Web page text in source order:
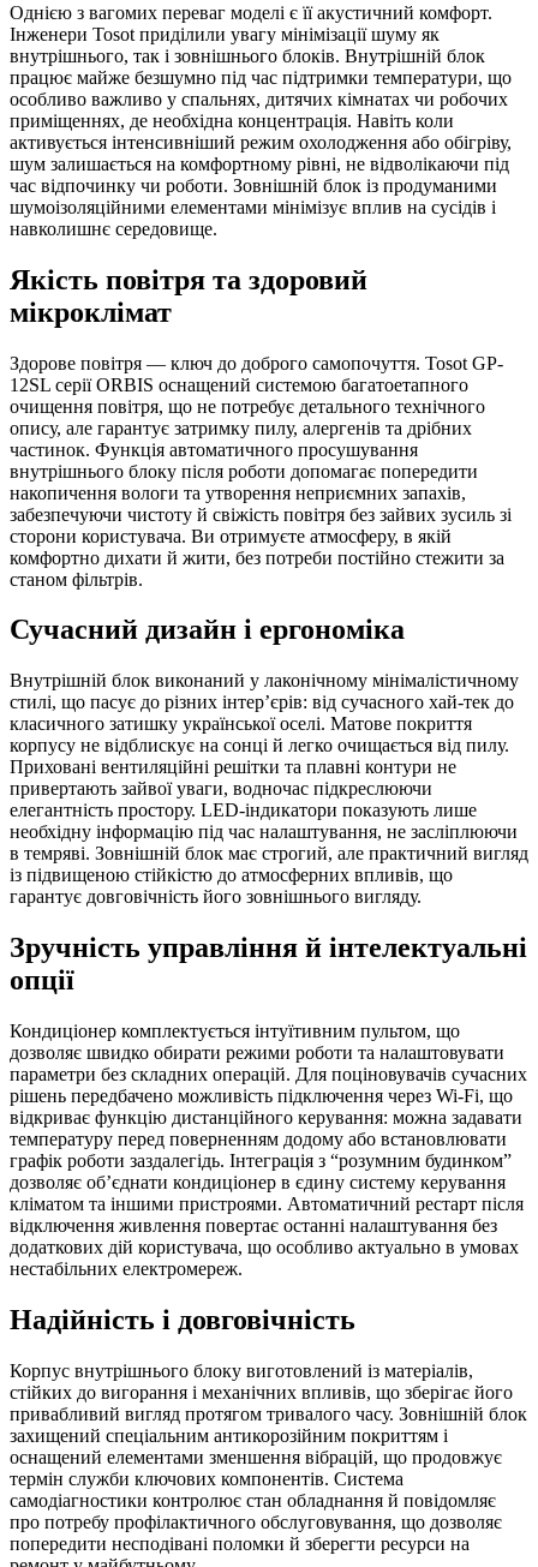
Однією з вагомих переваг моделі є її акустичний комфорт.
Інженери Tosot приділили увагу мінімізації шуму як
внутрішнього, так і зовнішнього блоків. Внутрішній блок
працює майже безшумно під час підтримки температури, що
особливо важливо у спальнях, дитячих кімнатах чи робочих
приміщеннях, де необхідна концентрація. Навіть коли
активується інтенсивніший режим охолодження або обігріву,
шум залишається на комфортному рівні, не відволікаючи під
час відпочинку чи роботи. Зовнішній блок із продуманими
шумоізоляційними елементами мінімізує вплив на сусідів і
навколишнє середовище.
Якість повітря та здоровий
мікроклімат
Здорове повітря — ключ до доброго самопочуття. Tosot GP-
12SL серії ORBIS оснащений системою багатоетапного
очищення повітря, що не потребує детального технічного
опису, але гарантує затримку пилу, алергенів та дрібних
частинок. Функція автоматичного просушування
внутрішнього блоку після роботи допомагає попередити
накопичення вологи та утворення неприємних запахів,
забезпечуючи чистоту й свіжість повітря без зайвих зусиль зі
сторони користувача. Ви отримуєте атмосферу, в якій
комфортно дихати й жити, без потреби постійно стежити за
станом фільтрів.
Сучасний дизайн і ергономіка
Внутрішній блок виконаний у лаконічному мінімалістичному
стилі, що пасує до різних інтер’єрів: від сучасного хай-тек до
класичного затишку української оселі. Матове покриття
корпусу не відблискує на сонці й легко очищається від пилу.
Приховані вентиляційні решітки та плавні контури не
привертають зайвої уваги, водночас підкреслюючи
елегантність простору. LED-індикатори показують лише
необхідну інформацію під час налаштування, не засліплюючи
в темряві. Зовнішній блок має строгий, але практичний вигляд
із підвищеною стійкістю до атмосферних впливів, що
гарантує довговічність його зовнішнього вигляду.
Зручність управління й інтелектуальні
опції
Кондиціонер комплектується інтуїтивним пультом, що
дозволяє швидко обирати режими роботи та налаштовувати
параметри без складних операцій. Для поціновувачів сучасних
рішень передбачено можливість підключення через Wi-Fi, що
відкриває функцію дистанційного керування: можна задавати
температуру перед поверненням додому або встановлювати
графік роботи заздалегідь. Інтеграція з “розумним будинком”
дозволяє об’єднати кондиціонер в єдину систему керування
кліматом та іншими пристроями. Автоматичний рестарт після
відключення живлення повертає останні налаштування без
додаткових дій користувача, що особливо актуально в умовах
нестабільних електромереж.
Надійність і довговічність
Корпус внутрішнього блоку виготовлений із матеріалів,
стійких до вигорання і механічних впливів, що зберігає його
привабливий вигляд протягом тривалого часу. Зовнішній блок
захищений спеціальним антикорозійним покриттям і
оснащений елементами зменшення вібрацій, що продовжує
термін служби ключових компонентів. Система
самодіагностики контролює стан обладнання й повідомляє
про потребу профілактичного обслуговування, що дозволяє
попередити несподівані поломки й зберегти ресурси на